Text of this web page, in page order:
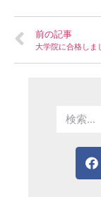
前の記事
大学院に合格しま